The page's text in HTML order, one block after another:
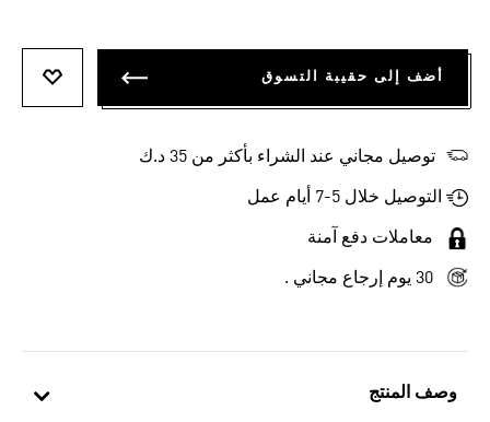
وصف المنتج
أضف إلى حقيبة التسوق
توصيل مجاني عند الشراء بأكثر من 35 د.ك
التوصيل خلال 5-7 أيام عمل
معاملات دفع آمنة